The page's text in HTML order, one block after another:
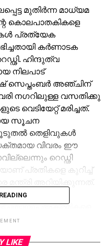
മുതിര്‍ന്ന മാധ്യമ
കൊലപാതകികളെ
പ്രത്യേക
കര്‍ണാടക
ഹിന്ദുത്വ
നിലപാട്
സെപ്തംബര്‍ അഞ്ചിന്
നഗറിലുള്ള വസതിക്കു
വെടിയേറ്റ് മരിച്ചത്.
സൂചന
കൂടുതല്‍ തെളിവുകള്‍
വിവരം ഈ
റെഡ്ഢി
പ്രതികളെ കുറിച്ച്
എസ്.ഐ.ടിക്ക്
അക്രമികളെ
അറിയിച്ചിരുന്നു. അതേ
എസ്.ഐ.ടി
LIKE